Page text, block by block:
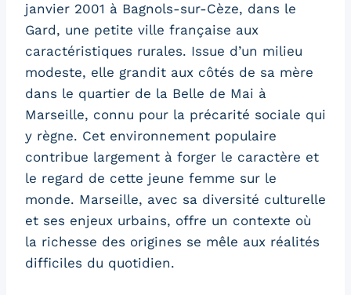
janvier 2001 à Bagnols-sur-Cèze, dans le
Gard, une petite ville française aux
caractéristiques rurales. Issue d’un milieu
modeste, elle grandit aux côtés de sa mère
dans le quartier de la Belle de Mai à
Marseille, connu pour la précarité sociale qui
y règne. Cet environnement populaire
contribue largement à forger le caractère et
le regard de cette jeune femme sur le
monde. Marseille, avec sa diversité culturelle
et ses enjeux urbains, offre un contexte où
la richesse des origines se mêle aux réalités
difficiles du quotidien.